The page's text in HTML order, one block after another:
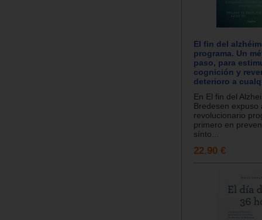
El fin del
programa. Un
paso, para
cognición y
deterioro a
En El fin del
Bredesen expuso
revolucionario
primero en
sínto...
22.90 €